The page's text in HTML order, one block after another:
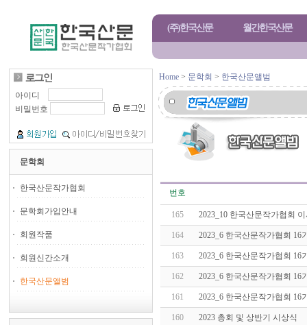
(주)한국산문 월간한국산문
아이디
비밀번호
문학회
한국산문작가협회
문학회가입안내
회원작품
회원신간소개
한국산문앨범
Home > 문학회 > 한국산문앨범
번호
165 2023_10 한국산문작가협회
164 2023_6 한국산문작가협회 16
163 2023_6 한국산문작가협회 16
162 2023_6 한국산문작가협회 16
161 2023_6 한국산문작가협회 16
160 2023 총회 및 상반기 시상식